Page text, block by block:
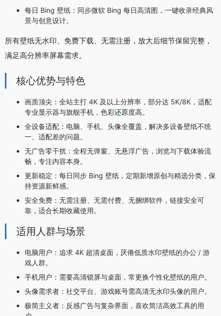
每日 Bing 壁纸：同步微软 Bing 每日高清图，一键收录经典风
景与创意设计。
所有壁纸无水印、免费下载、无需注册，放大后细节保留完整，
满足高分辨率屏幕需求。
核心优势与特色
画质顶尖：全站主打 4K 及以上分辨率，部分达 5K/8K，适配
专业显示器与旗舰手机，色彩还原度高。
全设备适配：电脑、手机、头像全覆盖，解决多设备壁纸不统
一、适配差的问题。
无广告零干扰：全程无弹窗、无悬浮广告，浏览与下载体验流
畅，专注内容本身。
更新稳定：每日同步 Bing 壁纸，定期新增原创与精选分类，保
持资源新鲜感。
安全免费：无需注册、无需付费、无捆绑软件，链接安全可
靠，适合长期收藏使用。
适用人群与场景
电脑用户：追求 4K 超清桌面，厌倦低质水印壁纸的办公 / 游
戏人群。
手机用户：需要高清锁屏与桌面，常更换个性化壁纸的用户。
头像需求者：社交平台、游戏账号需高清无水印头像的用户。
极简主义者：反感广告与复杂界面，喜欢简洁高效工具的用